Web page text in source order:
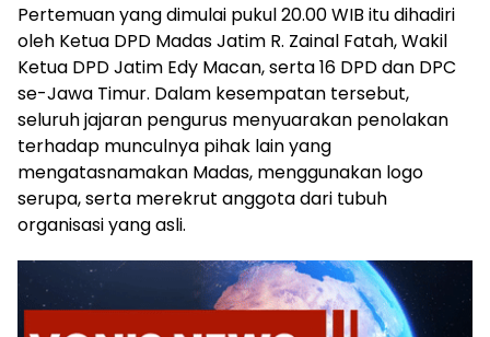
Pertemuan yang dimulai pukul 20.00 WIB itu dihadiri
oleh Ketua DPD Madas Jatim R. Zainal Fatah, Wakil
Ketua DPD Jatim Edy Macan, serta 16 DPD dan DPC
se-Jawa Timur. Dalam kesempatan tersebut,
seluruh jajaran pengurus menyuarakan penolakan
terhadap munculnya pihak lain yang
mengatasnamakan Madas, menggunakan logo
serupa, serta merekrut anggota dari tubuh
organisasi yang asli.